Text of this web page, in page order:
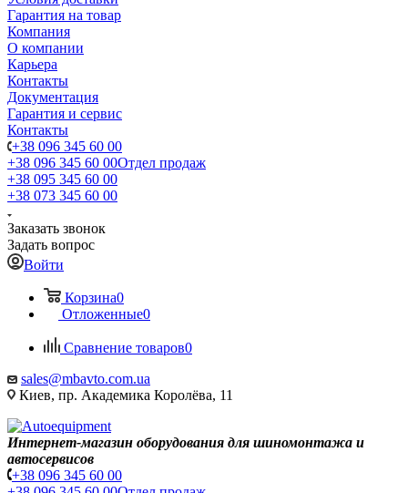
Гарантия на товар
Компания
О компании
Карьера
Контакты
Документация
Гарантия и сервис
Контакты
+38 096 345 60 00
+38 096 345 60 00Отдел продаж
+38 095 345 60 00
+38 073 345 60 00
Заказать звонок
Задать вопрос
Войти
Корзина0
Отложенные0
Сравнение товаров0
sales@mbavto.com.ua
Киев, пр. Академика Королёва, 11
Интернет-магазин оборудования для шиномонтажа и
автосервисов
+38 096 345 60 00